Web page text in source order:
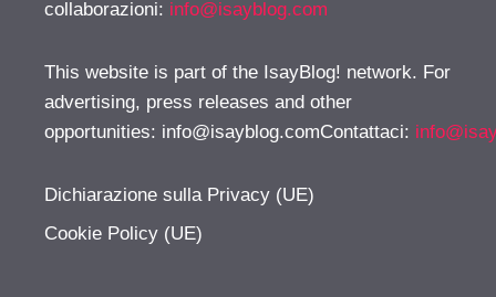
collaborazioni: info@isayblog.com
This website is part of the IsayBlog! network. For
advertising, press releases and other
opportunities: info@isayblog.comContattaci:
Dichiarazione sulla Privacy (UE)
Cookie Policy (UE)